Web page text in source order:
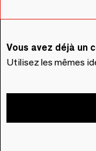
Vous avez déjà un
Utilisez les mêmes